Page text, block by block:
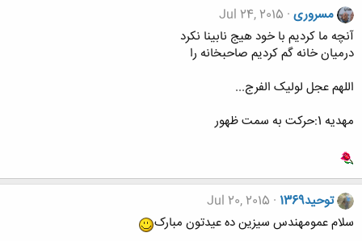
مسروری Jul 24, 2015
آنچه ما کردیم با خود هیج نابینا نکرد
درمیان خانه گم کردیم صاحبخانه را
اللهم عجل لولیک الفرج...
مهديه 1:حركت به سمت ظهور
توحید1369
Jul 20, 2015
سلام عمومهندس سیزین ده عیدتون مبارک